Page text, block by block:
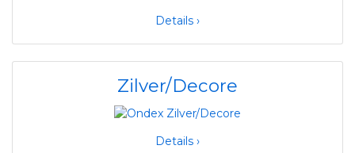
Details ›
Zilver/Decore
Details ›